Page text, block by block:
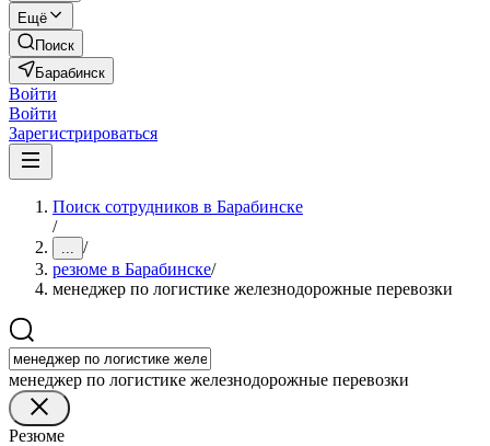
Ещё
Поиск
Барабинск
Войти
Войти
Зарегистрироваться
Поиск сотрудников в Барабинске
/
... /
резюме в Барабинске/
менеджер по логистике железнодорожные перевозки
менеджер по логистике железнодорожные перевозки
Резюме